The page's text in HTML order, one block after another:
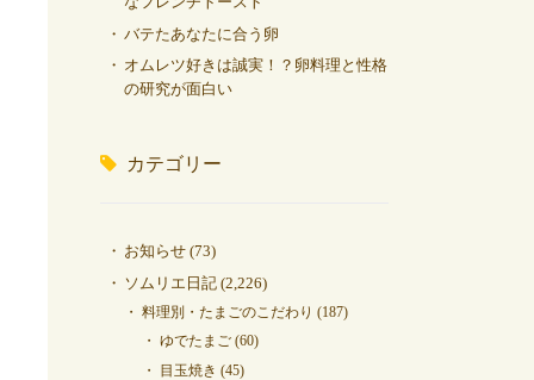
バテたあなたに合う卵
オムレツ好きは誠実！？卵料理と性格
の研究が面白い
カテゴリー
お知らせ (73)
ソムリエ日記 (2,226)
料理別・たまごのこだわり (187)
ゆでたまご (60)
目玉焼き (45)